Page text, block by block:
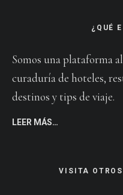
¿QUÉ
Somos una plataforma
curaduría de hoteles,
destinos y tips de viaje.
LEER MÁS…
VISITA